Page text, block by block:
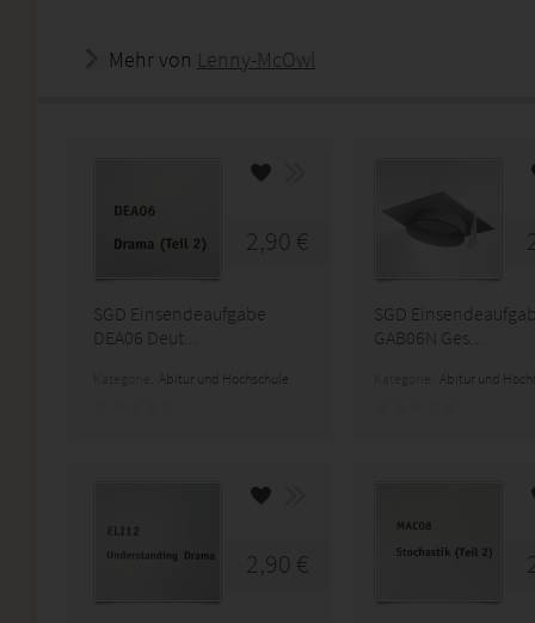
Mehr von Lenny-McOwl
2,90 €
SGD Einsendeaufgabe
DEA06 Deut...
Abitur und Hochschule
SGD
GAB06N Ges...
Abitur und
2,90 €